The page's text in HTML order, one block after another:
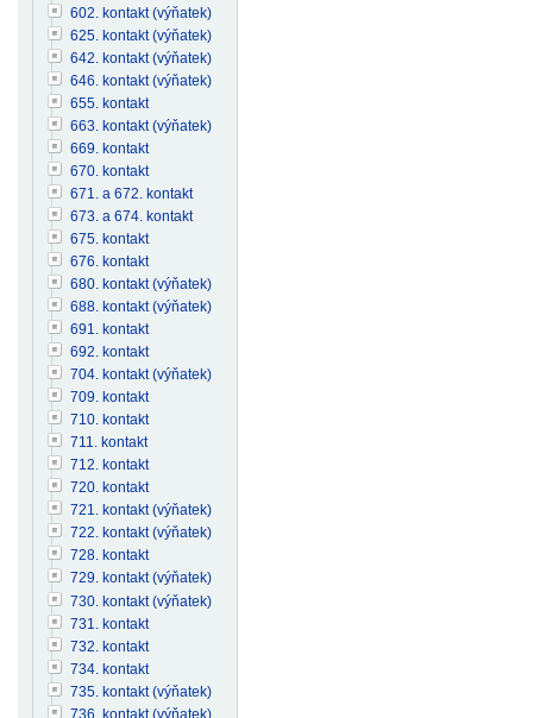
602. kontakt (výňatek)
625. kontakt (výňatek)
642. kontakt (výňatek)
646. kontakt (výňatek)
655. kontakt
663. kontakt (výňatek)
669. kontakt
670. kontakt
671. a 672. kontakt
673. a 674. kontakt
675. kontakt
676. kontakt
680. kontakt (výňatek)
688. kontakt (výňatek)
691. kontakt
692. kontakt
704. kontakt (výňatek)
709. kontakt
710. kontakt
711. kontakt
712. kontakt
720. kontakt
721. kontakt (výňatek)
722. kontakt (výňatek)
728. kontakt
729. kontakt (výňatek)
730. kontakt (výňatek)
731. kontakt
732. kontakt
734. kontakt
735. kontakt (výňatek)
736. kontakt (výňatek)